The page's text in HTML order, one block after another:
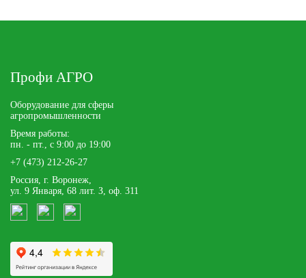
Профи АГРО
Оборудование для сферы
агропромышленности
Время работы:
пн. - пт., с 9:00 до 19:00
+7 (473) 212-26-27
Россия, г. Воронеж,
ул. 9 Января, 68 лит. З, оф. 311